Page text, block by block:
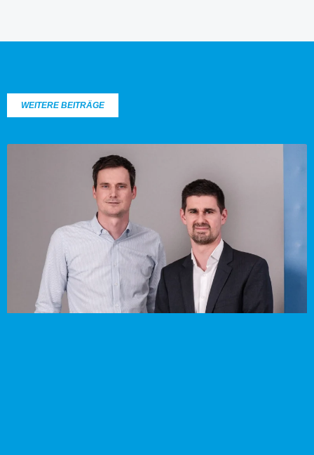
WEITERE BEITRÄGE